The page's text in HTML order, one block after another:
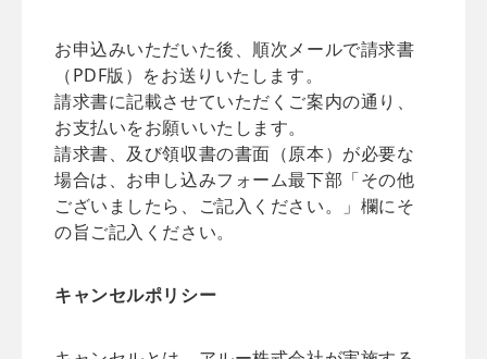
お申込みいただいた後、順次メールで請求書
（PDF版）をお送りいたします。
請求書に記載させていただくご案内の通り、
お支払いをお願いいたします。
請求書、及び領収書の書面（原本）が必要な
場合は、お申し込みフォーム最下部「その他
ございましたら、ご記入ください。」欄にそ
の旨ご記入ください。
キャンセルポリシー